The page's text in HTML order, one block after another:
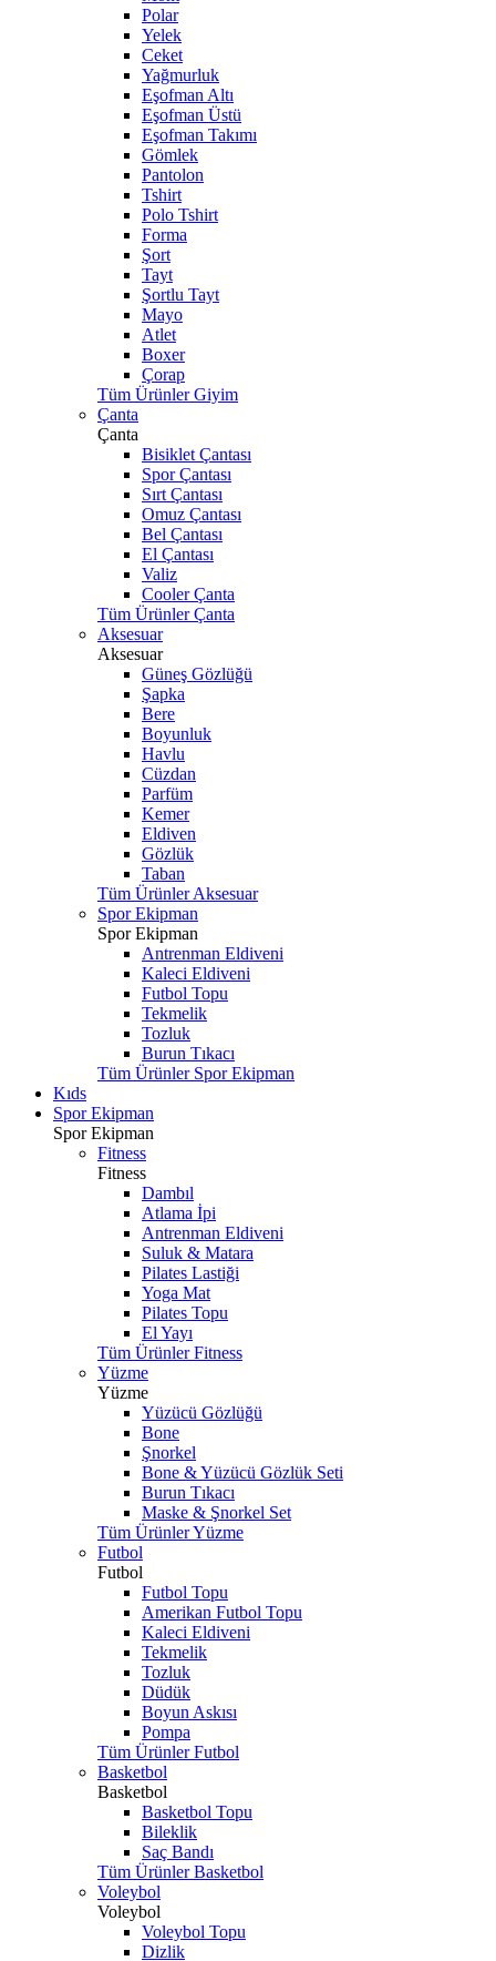
Polar
Yelek
Ceket
Yağmurluk
Eşofman Altı
Eşofman Üstü
Eşofman Takımı
Gömlek
Pantolon
Tshirt
Polo Tshirt
Forma
Şort
Tayt
Şortlu Tayt
Mayo
Atlet
Boxer
Çorap
Tüm Ürünler Giyim
Çanta
Çanta
Bisiklet Çantası
Spor Çantası
Sırt Çantası
Omuz Çantası
Bel Çantası
El Çantası
Valiz
Cooler Çanta
Tüm Ürünler Çanta
Aksesuar
Aksesuar
Güneş Gözlüğü
Şapka
Bere
Boyunluk
Havlu
Cüzdan
Parfüm
Kemer
Eldiven
Gözlük
Taban
Tüm Ürünler Aksesuar
Spor Ekipman
Spor Ekipman
Antrenman Eldiveni
Kaleci Eldiveni
Futbol Topu
Tekmelik
Tozluk
Burun Tıkacı
Tüm Ürünler Spor Ekipman
Kıds
Spor Ekipman
Spor Ekipman
Fitness
Fitness
Dambıl
Atlama İpi
Antrenman Eldiveni
Suluk & Matara
Pilates Lastiği
Yoga Mat
Pilates Topu
El Yayı
Tüm Ürünler Fitness
Yüzme
Yüzme
Yüzücü Gözlüğü
Bone
Şnorkel
Bone & Yüzücü Gözlük Seti
Burun Tıkacı
Maske & Şnorkel Set
Tüm Ürünler Yüzme
Futbol
Futbol
Futbol Topu
Amerikan Futbol Topu
Kaleci Eldiveni
Tekmelik
Tozluk
Düdük
Boyun Askısı
Pompa
Tüm Ürünler Futbol
Basketbol
Basketbol
Basketbol Topu
Bileklik
Saç Bandı
Tüm Ürünler Basketbol
Voleybol
Voleybol
Voleybol Topu
Dizlik